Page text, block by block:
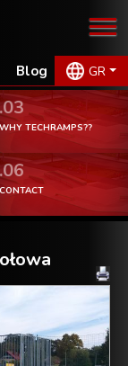
Blog GR
WHY TECHRAMPS??
CONTACT